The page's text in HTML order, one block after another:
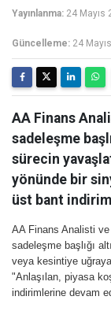
Yayınlanma: 24 Mayıs
Güncelleme: 24
AA Finans
sadeleşme
sürecin
yönünde bir
üst bant
AA Finans Analisti
sadeleşme başlığı
veya kesintiye
"Anlaşılan, piyasa
indirimlerine devam